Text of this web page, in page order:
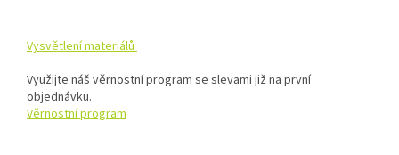
Vysvětlení materiálů
Využijte náš věrnostní program se slevami již na první
objednávku.
Věrnostní program